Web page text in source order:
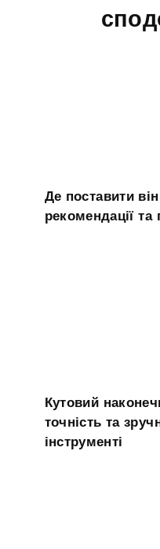
Де поставити
рекомендації та
Кутовий
точність та
інструменті